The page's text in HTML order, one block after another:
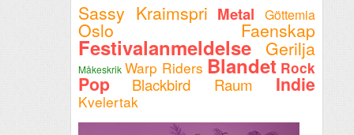
Sassy Kraimspri Metal Göttemia
Oslo Faenskap
Festivalanmeldelse Gerilja
Måkeskrik Warp Riders Blandet Rock
Pop Blackbird Raum Indie
Kvelertak